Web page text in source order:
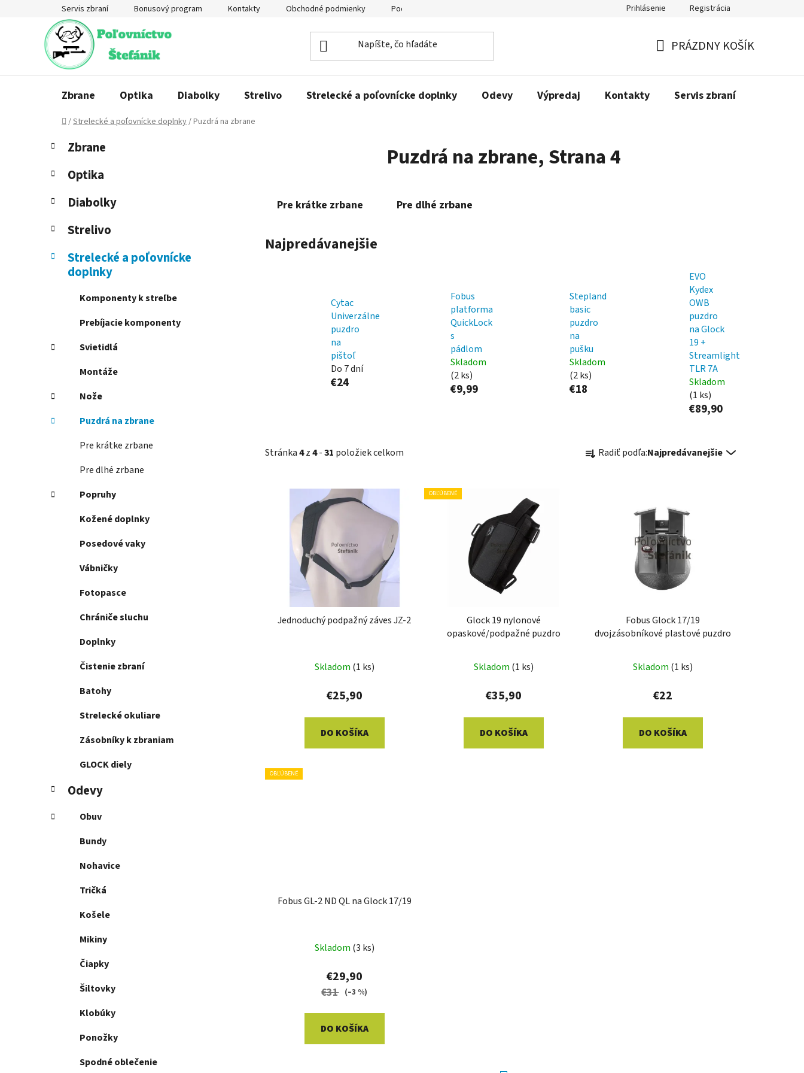
Servis zbraní Bonusový program Kontakty Obchodné podmienky Podmienky ochrany osobných údajov Prihlásenie Registrácia
KOŠÍK
PRÁZDNY KOŠÍK
Zbrane Optika Diabolky Strelivo Strelecké a poľovnícke doplnky Odevy Výpredaj Kontakty Servis zbraní
Domov
/Strelecké a poľovnícke doplnky/Puzdrá na zbrane
B
č
ý
a
n
e
Preskočiť
kategórie
K
a
t
e
ó
i
Zbrane
Optika
Diabolky
Strelivo
Strelecké a poľovnícke
doplnky
Komponenty k streľbe
Prebíjacie komponenty
Svietidlá
Montáže
Nože
Puzdrá na zbrane
Pre krátke zrbane
Pre dlhé zrbane
Popruhy
Kožené doplnky
Posedové vaky
Vábničky
Fotopasce
Chrániče sluchu
Doplnky
Čistenie zbraní
Batohy
Strelecké okuliare
Zásobníky k zbraniam
GLOCK diely
Odevy
Obuv
Bundy
Nohavice
Tričká
Košele
Mikiny
Čiapky
Šiltovky
Klobúky
Ponožky
Spodné oblečenie
Puzdrá na zbrane, Strana 4
Pre krátke zrbane Pre dlhé zrbane
Najpredávanejšie
Cytac
Univerzálne
puzdro
na
pištoľ
Do 7 dní
€24
Fobus
platforma
QuickLock
s
pádlom
Skladom
(2 ks)
€9,99
Stepland
basic
puzdro
na
pušku
Skladom
(2 ks)
€18
EVO
Kydex
OWB
puzdro
na Glock
19 +
Streamlight
TLR 7A
Skladom
(1 ks)
€89,90
Stránka4z4-31 položiek celkom R
a Radiť podľa:Najpredávanejšie
Jednoduchý podpažný záves JZ-2
Skladom (1 ks)
€25,90
DO KOŠÍKA
OBĽÚBENÉ
Glock 19 nylonové
opaskové/podpažné puzdro
Skladom (1 ks)
€35,90
DO KOŠÍKA
Fobus Glock 17/19
dvojzásobníkové plastové puzdro
Skladom (1 ks)
€22
DO KOŠÍKA
OBĽÚBENÉ
Fobus GL-2 ND QL na Glock 17/19
Skladom (3 ks)
€29,90
€31 (–3 %)
DO KOŠÍKA